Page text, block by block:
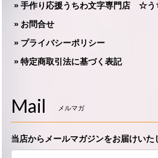
手作り応援うちわ文字専門店 ☆う
お問合せ
プライバシーポリシー
特定商取引法に基づく表記
Mail メルマガ
当店からメールマガジンをお届けいた